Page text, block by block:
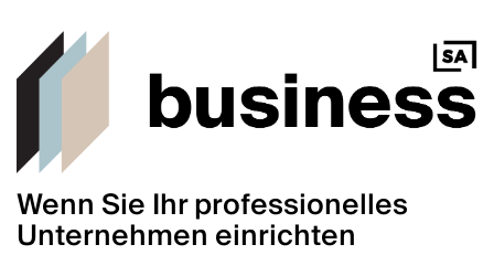
Wenn Sie Ihr professionelles
Unternehmen einrichten